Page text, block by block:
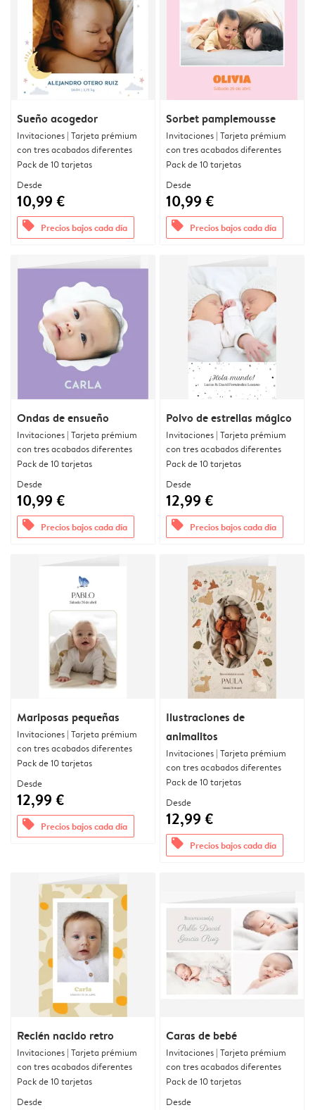
Sueño acogedor
Invitaciones | Tarjeta prémium
con tres acabados diferentes
Pack de 10 tarjetas
Desde
10,99 €
offers Precios bajos cada día
Sorbet pamplemousse
Invitaciones | Tarjeta prémium
con tres acabados diferentes
Pack de 10 tarjetas
Desde
10,99 €
offers Precios bajos cada día
Ondas de ensueño
Invitaciones | Tarjeta prémium
con tres acabados diferentes
Pack de 10 tarjetas
Desde
10,99 €
offers Precios bajos cada día
Polvo de estrellas mágico
Invitaciones | Tarjeta prémium
con tres acabados diferentes
Pack de 10 tarjetas
Desde
12,99 €
offers Precios bajos cada día
Mariposas pequeñas
Invitaciones | Tarjeta prémium
con tres acabados diferentes
Pack de 10 tarjetas
Desde
12,99 €
offers Precios bajos cada día
Ilustraciones de
animalitos
Invitaciones | Tarjeta prémium
con tres acabados diferentes
Pack de 10 tarjetas
Desde
12,99 €
offers Precios bajos cada día
Recién nacido retro
Invitaciones | Tarjeta prémium
con tres acabados diferentes
Pack de 10 tarjetas
Desde
Caras de bebé
Invitaciones | Tarjeta prémium
con tres acabados diferentes
Pack de 10 tarjetas
Desde